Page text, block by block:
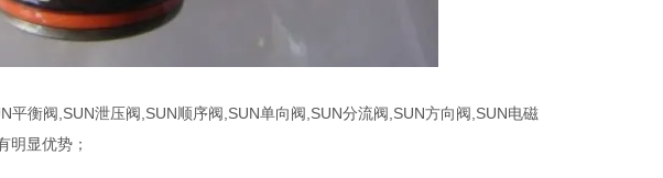
衡阀,SUN泄压阀,SUN顺序阀,SUN单向阀,SUN分流阀,SUN方向阀,SUN电磁
明显优势；